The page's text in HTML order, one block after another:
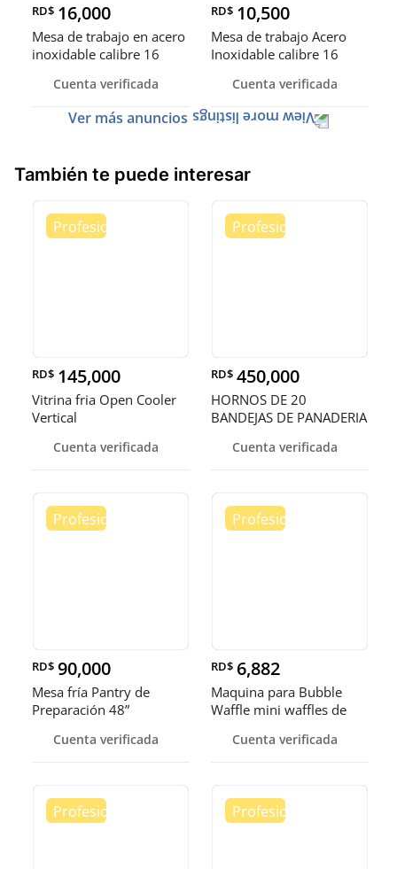
RD$ 16,000
Mesa de trabajo en acero
inoxidable calibre 16
Cuenta verificada
RD$ 10,500
Mesa de trabajo Acero
Inoxidable calibre 16
Cuenta verificada
Ver más anuncios
También te puede interesar
RD$ 145,000
Vitrina fria Open Cooler
Vertical
Cuenta verificada
RD$ 450,000
HORNOS DE 20
BANDEJAS DE PANADERIA
Cuenta verificada
RD$ 90,000
Mesa fría Pantry de
Preparación 48”
Cuenta verificada
RD$ 6,882
Maquina para Bubble
Waffle mini waffles de
Cuenta verificada